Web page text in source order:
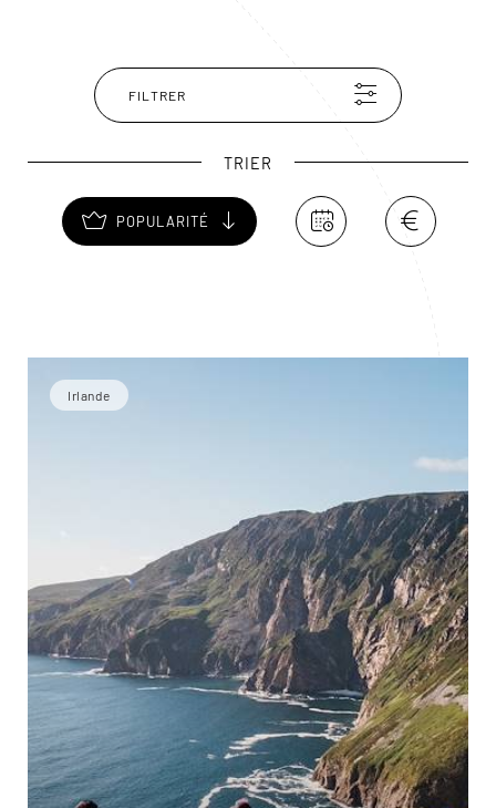
les Derryveagh Mountains dominent la côte nord du
Donegal, notamment le mont Errigal, considéré comme
le toit de la région.
FILTRER
TRIER
POPULARITÉ
Irlande